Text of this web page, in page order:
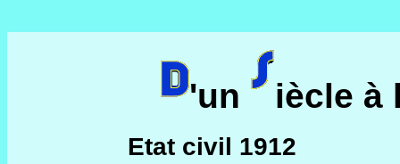
'un iècle à
Etat civil 1912